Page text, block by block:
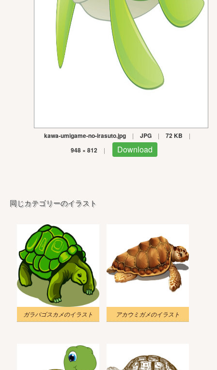
kawa-umigame-no-irasuto.jpg | JPG | 72 KB |
948 × 812 | Download
同じカテゴリーのイラスト
ガラパゴスカメのイラスト アカウミガメのイラスト